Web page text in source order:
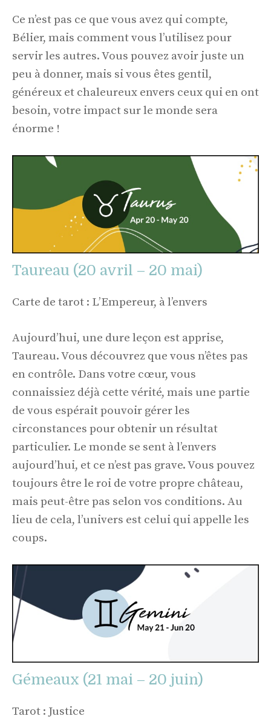
Ce n’est pas ce que vous avez qui compte,
Bélier, mais comment vous l’utilisez pour
servir les autres. Vous pouvez avoir juste un
peu à donner, mais si vous êtes gentil,
généreux et chaleureux envers ceux qui en ont
besoin, votre impact sur le monde sera
énorme !
Taureau (20 avril – 20 mai)
Carte de tarot : L’Empereur, à l’envers
Aujourd’hui, une dure leçon est apprise,
Taureau. Vous découvrez que vous n’êtes pas
en contrôle. Dans votre cœur, vous
connaissiez déjà cette vérité, mais une partie
de vous espérait pouvoir gérer les
circonstances pour obtenir un résultat
particulier. Le monde se sent à l’envers
aujourd’hui, et ce n’est pas grave. Vous pouvez
toujours être le roi de votre propre château,
mais peut-être pas selon vos conditions. Au
lieu de cela, l’univers est celui qui appelle les
coups.
Gémeaux (21 mai – 20 juin)
Tarot : Justice